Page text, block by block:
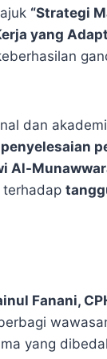
“Strategi
yang
dan
Al-
terhadap
Fanani,
yang